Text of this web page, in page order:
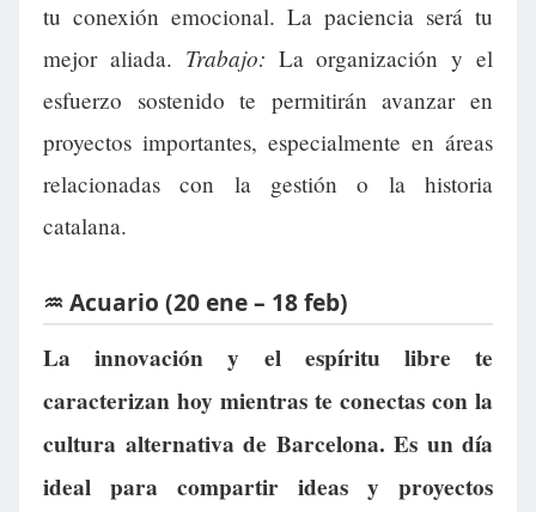
tu conexión emocional. La paciencia será tu
mejor aliada. Trabajo: La organización y el
esfuerzo sostenido te permitirán avanzar en
proyectos importantes, especialmente en áreas
relacionadas con la gestión o la historia
catalana.
♒ Acuario (20 ene – 18 feb)
La innovación y el espíritu libre te
caracterizan hoy mientras te conectas con la
cultura alternativa de Barcelona. Es un día
ideal para compartir ideas y proyectos